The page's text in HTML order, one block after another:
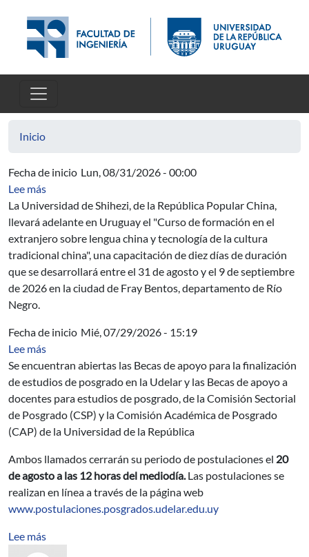
Inicio
Fecha de inicio Lun, 08/31/2026 - 00:00
Lee mássobre Curso de formación en el extranjero sobre
La Universidad de Shihezi, de la República Popular China,
llevará adelante en Uruguay el "Curso de formación en el
extranjero sobre lengua china y tecnología de la cultura
tradicional china", una capacitación de diez días de duración
que se desarrollará entre el 31 de agosto y el 9 de septiembre
de 2026 en la ciudad de Fray Bentos, departamento de Río
Negro.
Fecha de inicio Mié, 07/29/2026 - 15:19
Lee mássobre Convocatorias a becas de apoyo a estudios de
Se encuentran abiertas las Becas de apoyo para la finalización
de estudios de posgrado en la Udelar y las Becas de apoyo a
docentes para estudios de posgrado, de la Comisión Sectorial
de Posgrado (CSP) y la Comisión Académica de Posgrado
(CAP) de la Universidad de la República
Ambos llamados cerrarán su periodo de postulaciones el 20
de agosto a las 12 horas del mediodía.Las postulaciones se
realizan en línea a través de la página web
www.postulaciones.posgrados.udelar.edu.uy
Lee mássobre Materiales de envase y procesos de envasado